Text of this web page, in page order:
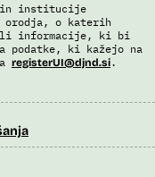
in institucije
orodja, o katerih
informacije, ki bi
ki kažejo na
registerUI@djnd.si.